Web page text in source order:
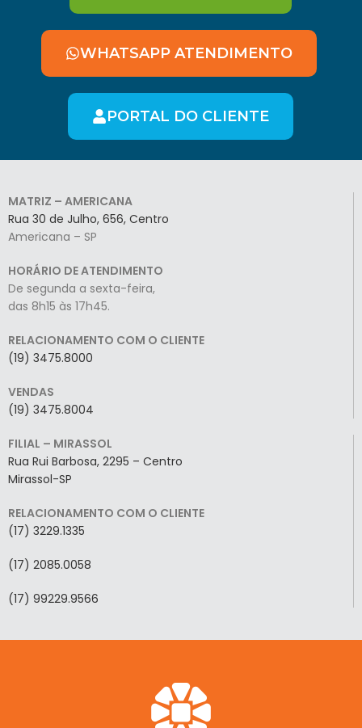
WHATSAPP ATENDIMENTO
PORTAL DO CLIENTE
MATRIZ – AMERICANA
Rua 30 de Julho, 656, Centro
Americana – SP
HORÁRIO DE ATENDIMENTO
De segunda a sexta-feira,
das 8h15 às 17h45.
RELACIONAMENTO COM O CLIENTE
(19) 3475.8000
VENDAS
(19) 3475.8004
FILIAL – MIRASSOL
Rua Rui Barbosa, 2295 – Centro
Mirassol-SP
RELACIONAMENTO COM O CLIENTE
(17) 3229.1335
(17) 2085.0058
(17) 99229.9566